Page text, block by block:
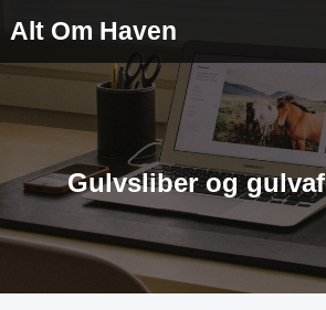
Alt Om Haven
Gulvsliber og